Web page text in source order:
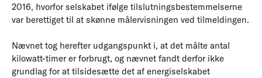
2016, hvorfor selskabet ifølge tilslutningsbestemmelserne
var berettiget til at skønne målervisningen ved tilmeldingen.
Nævnet tog herefter udgangspunkt i, at det målte antal
kilowatt-timer er forbrugt, og nævnet fandt derfor ikke
grundlag for at tilsidesætte det af energiselskabet